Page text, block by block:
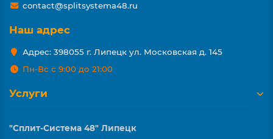
contact@splitsystema48.ru
Наш адрес
Адрес: 398055 г. Липецк ул. Московская д. 145
Пн-Вс с 9:00 до 21:00
Услуги
"Сплит-Система 48" Липецк